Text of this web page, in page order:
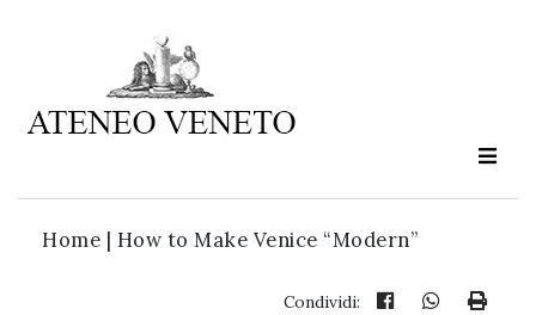
Home | How to Make Venice “Modern”
Condividi:
Ateneo
è
cultura